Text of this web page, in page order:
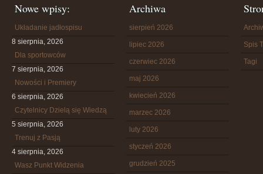
Nowe wpisy:
Układanie jadłospisu
8 sierpnia, 2026
Dla sportowców
7 sierpnia, 2026
Nowości i Premiery
6 sierpnia, 2026
Czytelnicy Dzielą się Wiedzą
5 sierpnia, 2026
Trenuj z Pasją
4 sierpnia, 2026
Wasz Punkt Widzenia
Archiwa
sierpień 2026
lipiec 2026
czerwiec 2026
maj 2026
kwiecień 2026
marzec 2026
luty 2026
styczeń 2026
grudzień 2025
Spis
Tagi